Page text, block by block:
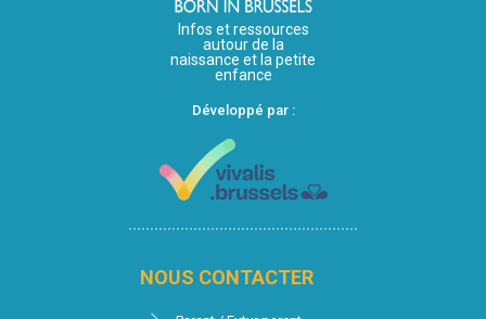
Infos et ressources
autour de la
naissance et la petite
enfance
Développé par :
NOUS CONTACTER